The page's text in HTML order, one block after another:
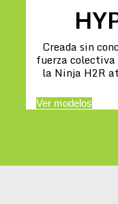
Creada sin
fuerza
la Ninja H2R
Ver modelos